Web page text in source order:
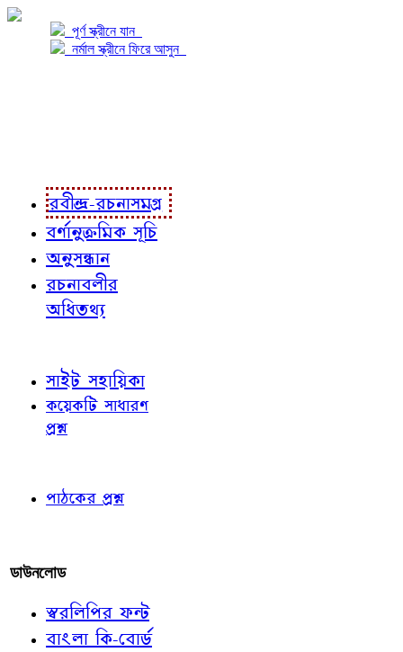
পূর্ণ স্ক্রীনে যান
নর্মাল স্ক্রীনে ফিরে আসুন
রবীন্দ্র-রচনাসমগ্র
বর্ণানুক্রমিক সূচি
অনুসন্ধান
রচনাবলীর
অধিতথ্য
সাইট সহায়িকা
কয়েকটি সাধারণ
প্রশ্ন
পাঠকের প্রশ্ন
ডাউনলোড
স্বরলিপির ফন্ট
বাংলা কি-বোর্ড